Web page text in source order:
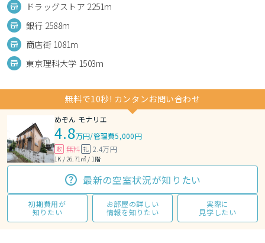
ドラッグストア 2251m
銀行 2588m
商店街 1081m
東京理科大学 1503m
無料で10秒! カンタンお問い合わせ
めぞん モナリエ
4.8万円/管理費5,000円
敷 無料 礼 2.4万円
1K / 26.71㎡ / 1階
最新の空室状況が知りたい
初期費用が
知りたい
お部屋の詳しい
情報を知りたい
実際に
見学したい